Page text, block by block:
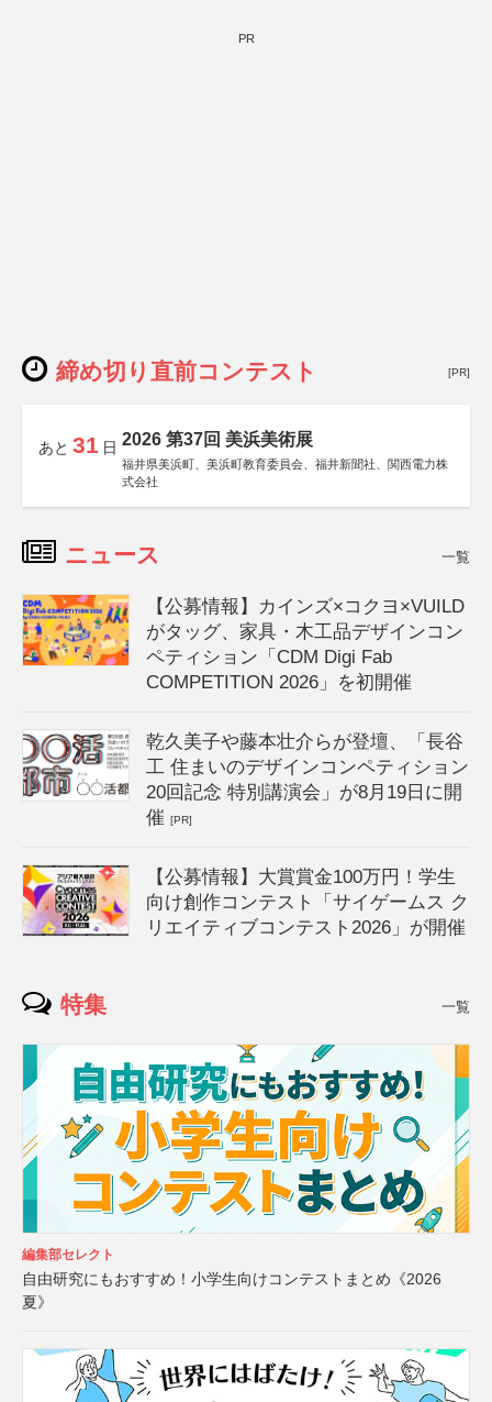
PR
締め切り直前コンテスト [PR]
あと 31 日 2026 第37回 美浜美術展
福井県美浜町、美浜町教育委員会、福井新聞社、関西電力株
式会社
ニュース 一覧
【公募情報】カインズ×コクヨ×VUILD
がタッグ、家具・木工品デザインコン
ペティション「CDM Digi Fab
COMPETITION 2026」を初開催
乾久美子や藤本壮介らが登壇、「長谷
工 住まいのデザインコンペティション
20回記念 特別講演会」が8月19日に開
催[PR]
【公募情報】大賞賞金100万円！学生
向け創作コンテスト「サイゲームス ク
リエイティブコンテスト2026」が開催
特集 一覧
編集部セレクト
自由研究にもおすすめ！小学生向けコンテストまとめ《2026
夏》